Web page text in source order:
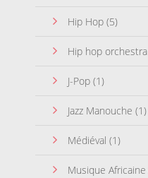
Hip Hop (5)
Hip hop orchestra
J-Pop (1)
Jazz Manouche (1)
Médiéval (1)
Musique Africaine